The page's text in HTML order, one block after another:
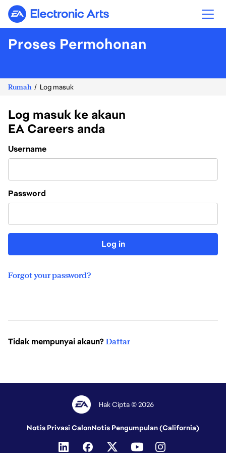
Electronic Arts
Proses Permohonan
Rumah Log masuk
Log masuk ke akaun
EA Careers anda
Login
Username
Password
Log in
Forgot your password?
Tidak mempunyai akaun? Daftar
Hak Cipta © 2026
Notis Privasi CalonNotis Pengumpulan (California)